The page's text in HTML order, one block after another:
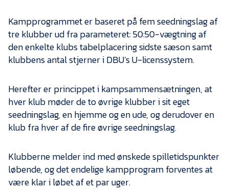
Kampprogrammet er baseret på fem seedningslag af
tre klubber ud fra parameteret: 50:50-vægtning af
den enkelte klubs tabelplacering sidste sæson samt
klubbens antal stjerner i DBU’s U-licenssystem.
Herefter er princippet i kampsammensætningen, at
hver klub møder de to øvrige klubber i sit eget
seedningslag, en hjemme og en ude, og derudover en
klub fra hver af de fire øvrige seedningslag.
Klubberne melder ind med ønskede spilletidspunkter
løbende, og det endelige kampprogram forventes at
være klar i løbet af et par uger.